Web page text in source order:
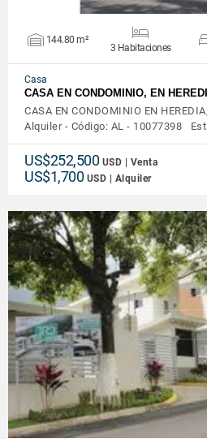
144.80 m²
3 Habitaciones
Casa
CASA EN CONDOMINIO, EN
CASA EN CONDOMINIO EN
Alquiler - Código: AL - 10077398
US$252,500 USD | Venta
US$1,700 USD | Alquiler
VER